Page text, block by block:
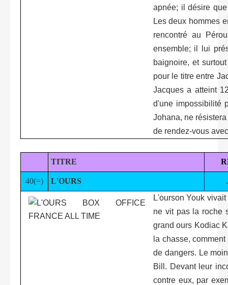
apnée; il désire
Les deux hommes
rencontré au
ensemble; il lui
baignoire, et
pour le titre entre
Jacques a atteint
d'une impossibilité
Johana, ne
de rendez-vous
TITRE
40(=) L'OURS
L'ourson Youk
ne vit pas la roche
grand ours Kodiac
la chasse,
de dangers. Le
Bill. Devant leur
contre eux, par